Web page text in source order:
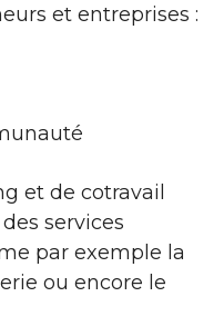
et entreprises :
et de cotravail
services
par exemple la
ou encore le